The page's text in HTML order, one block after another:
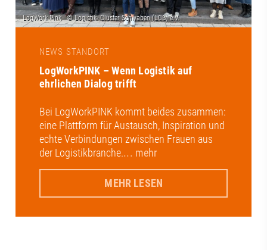
NEWS STANDORT
LogWorkPINK – Wenn Logistik auf
ehrlichen Dialog trifft
Bei LogWorkPINK kommt beides zusammen:
eine Plattform für Austausch, Inspiration und
echte Verbindungen zwischen Frauen aus
der Logistikbranche.... mehr
MEHR LESEN